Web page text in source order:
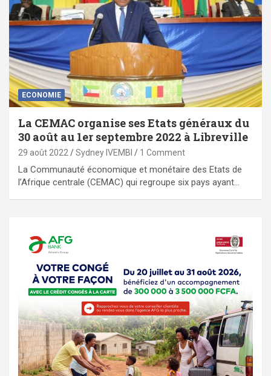
ECONOMIE
La CEMAC organise ses Etats généraux du
30 août au 1er septembre 2022 à Libreville
29 août 2022 Sydney IVEMBI 1 Comment
La Communauté économique et monétaire des Etats de
l’Afrique centrale (CEMAC) qui regroupe six pays ayant…